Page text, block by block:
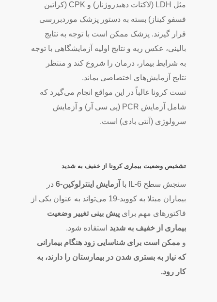
مثل LDH (لاکتات دهیدروژناز) و CPK (کراتین
فسفو کیناز) بسته به دستور پزشک موردبررسی
قرار گیرند. پزشک ممکن است با توجه به نتایج
بالینی، عکس ریه و نتایج اولیه آزمایشگاهی با توجه
به شرایط بیمار، درمان را شروع کند و منتظر
نتایج آزمایش‌های اختصاصی بماند.
تست کرونا غالباً در این مواقع انجام می‌گیرد که
شامل آزمایش PCR (پی سی آر) و آزمایش
سرولوژی (آنتی بادی) است.
تشخیص وضعیت بیماری کرونا از خفیف به شدید
سنجش سطح IL-6 با آزمایش اینترلوکین-6
در
بیماران مبتلا به کووید-19 می‌تواند به عنوان یکی از
فاکتورهای مهم برای پیش بینی تغییر وضعیت
بیماری از خفیف به شدید استفاده شود.
و ممکن است برای شناسایی زود هنگام بیمارانی
که نیاز به بستری شدن در بیمارستان را دارند، به
کار رود.